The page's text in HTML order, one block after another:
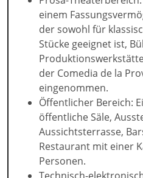
einem
der sowohl für
Stücke geeignet ist,
der Comedia de la
eingenommen.
Öffentlicher Bereich:
öffentliche Säle,
Aussichtsterrasse,
Restaurant mit einer
Personen.